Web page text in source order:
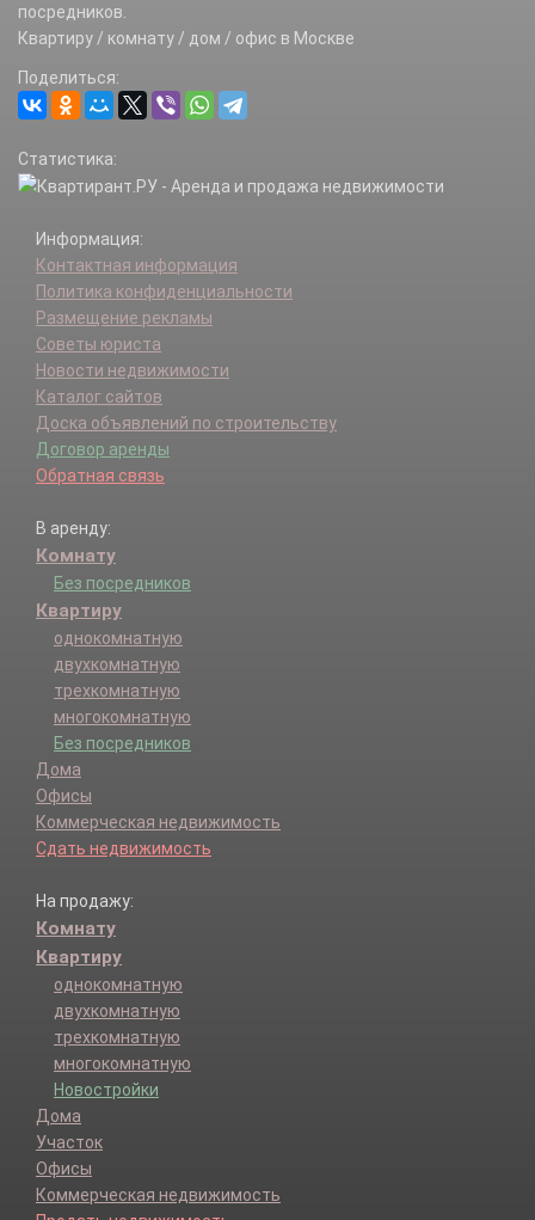
посредников.
Квартиру / комнату / дом / офис в Москве
Поделиться:
Статистика:
Информация:
Контактная информация
Политика конфиденциальности
Размещение рекламы
Советы юриста
Новости недвижимости
Каталог сайтов
Доска объявлений по строительству
Договор аренды
Обратная связь
В аренду:
Комнату
Без посредников
Квартиру
однокомнатную
двухкомнатную
трехкомнатную
многокомнатную
Без посредников
Дома
Офисы
Коммерческая недвижимость
Сдать недвижимость
На продажу:
Комнату
Квартиру
однокомнатную
двухкомнатную
трехкомнатную
многокомнатную
Новостройки
Дома
Участок
Офисы
Коммерческая недвижимость